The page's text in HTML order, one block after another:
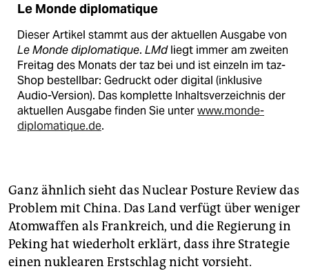
Le Monde diplomatique
Dieser Artikel stammt aus der aktuellen Ausgabe von
Le Monde diplomatique. LMdliegt immer am zweiten
Freitag des Monats der taz bei und ist einzeln im taz-
Shop bestellbar: Gedruckt oder digital (inklusive
Audio-Version). Das komplette Inhaltsverzeichnis der
aktuellen Ausgabe finden Sie unterwww.monde-
diplomatique.de.
Ganz ähnlich sieht das Nuclear Posture Review das
Problem mit China. Das Land verfügt über weniger
Atomwaffen als Frankreich, und die Regierung in
Peking hat wiederholt erklärt, dass ihre Strategie
einen nuklearen Erstschlag nicht vorsieht.